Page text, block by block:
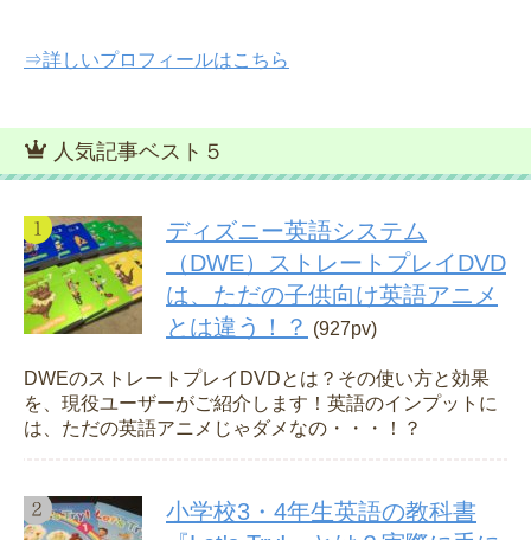
⇒詳しいプロフィールはこちら
人気記事ベスト５
ディズニー英語システム
（DWE）ストレートプレイDVD
は、ただの子供向け英語アニメ
とは違う！？ (927pv)
DWEのストレートプレイDVDとは？その使い方と効果
を、現役ユーザーがご紹介します！英語のインプットに
は、ただの英語アニメじゃダメなの・・・！？
小学校3・4年生英語の教科書